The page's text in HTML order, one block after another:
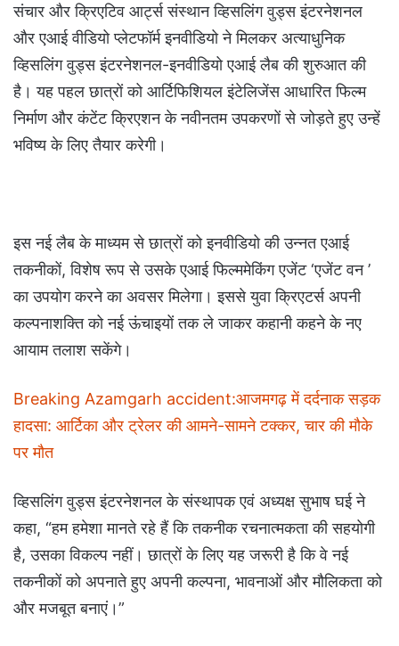
संचार और क्रिएटिव आर्ट्स संस्थान व्हिसलिंग वुड्स इंटरनेशनल
और एआई वीडियो प्लेटफॉर्म इनवीडियो ने मिलकर अत्याधुनिक
व्हिसलिंग वुड्स इंटरनेशनल-इनवीडियो एआई लैब की शुरुआत की
है। यह पहल छात्रों को आर्टिफिशियल इंटेलिजेंस आधारित फिल्म
निर्माण और कंटेंट क्रिएशन के नवीनतम उपकरणों से जोड़ते हुए उन्हें
भविष्य के लिए तैयार करेगी।
इस नई लैब के माध्यम से छात्रों को इनवीडियो की उन्नत एआई
तकनीकों, विशेष रूप से उसके एआई फिल्ममेकिंग एजेंट ‘एजेंट वन ’
का उपयोग करने का अवसर मिलेगा। इससे युवा क्रिएटर्स अपनी
कल्पनाशक्ति को नई ऊंचाइयों तक ले जाकर कहानी कहने के नए
आयाम तलाश सकेंगे।
Breaking Azamgarh accident:आजमगढ़ में दर्दनाक सड़क
हादसा: आर्टिका और ट्रेलर की आमने-सामने टक्कर, चार की मौके
पर मौत
व्हिसलिंग वुड्स इंटरनेशनल के संस्थापक एवं अध्यक्ष सुभाष घई ने
कहा, “हम हमेशा मानते रहे हैं कि तकनीक रचनात्मकता की सहयोगी
है, उसका विकल्प नहीं। छात्रों के लिए यह जरूरी है कि वे नई
तकनीकों को अपनाते हुए अपनी कल्पना, भावनाओं और मौलिकता को
और मजबूत बनाएं।”